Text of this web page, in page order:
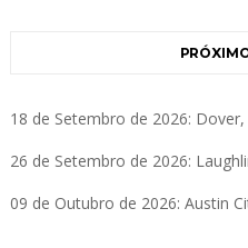
18 de Setembro de 2026:
26 de Setembro de 2026:
09 de Outubro de 2026: Austin